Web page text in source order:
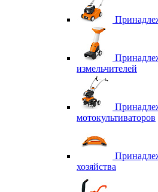
измельчителей
мотокультиваторов
хозяйства